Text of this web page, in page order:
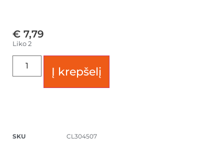
€ 7,79
Liko 2
Į krepšelį
SKU
CL304507